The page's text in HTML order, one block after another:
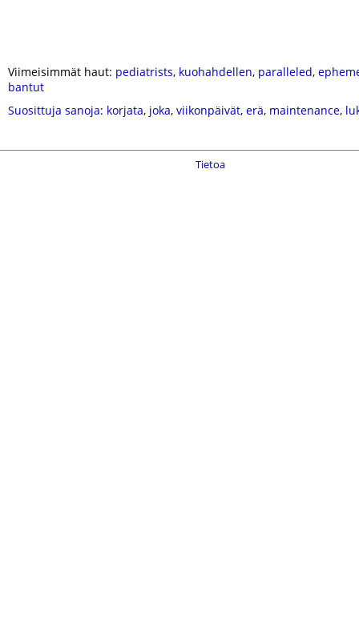
Viimeisimmät haut: pediatrists, kuohahdellen, paralleled,
bantut
Suosittuja sanoja: korjata, joka, viikonpäivät, erä, maintenance,
Tietoa